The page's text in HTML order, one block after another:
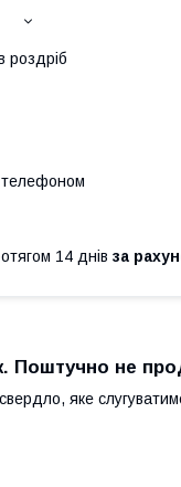
роздріб
телефоном
14 днів за
Поштучно не
яке